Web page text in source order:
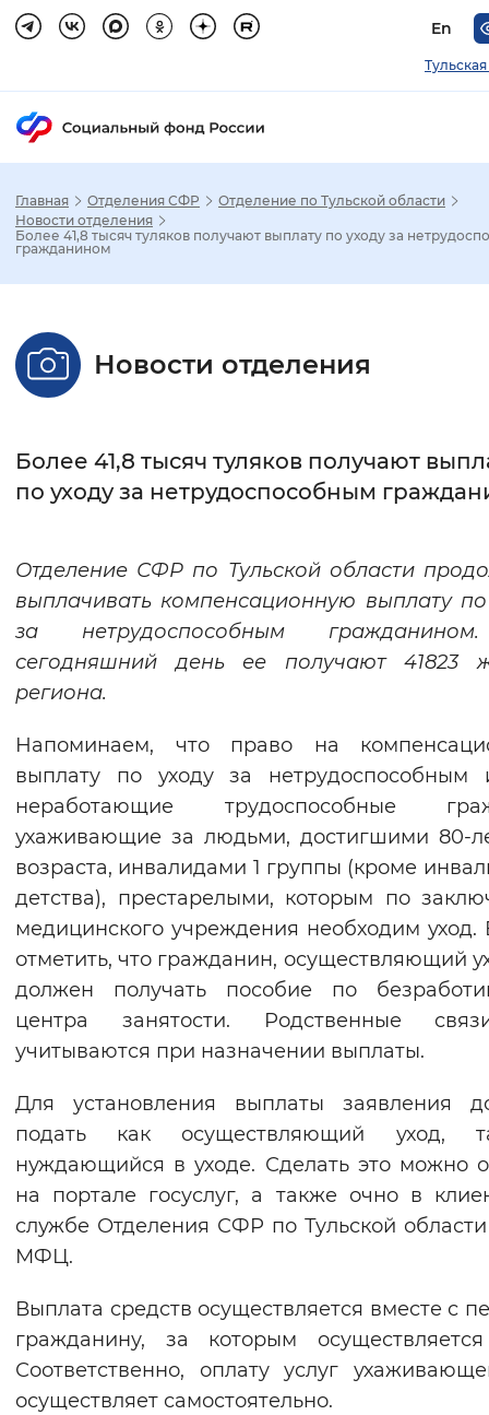
En
Стандартный Увеличенный
Без засечек С засечками
Нормальный Увеличенный
Цвет сайта
Монохромный Инверсивный
Изображения
Включены Выключены
Звуковой ассистент
Воспроизвести Остановить
Вернуть стандартные настройки
Главная Отделения СФР
Отделение по Тульской области
Новости отделения
Более 41,8 тысяч туляков получают выплату по уходу за
гражданином
Новости отделения
Более 41,8 тысяч туляков получают
по уходу за нетрудоспособным
Отделение СФР по Тульской области
выплачивать компенсационную выплату по
за нетрудоспособным
сегодняшний день ее получают 41823
региона.
Напоминаем, что право на
выплату по уходу за нетрудоспособным
неработающие трудоспособные
ухаживающие за людьми, достигшими 80-
возраста, инвалидами 1 группы (кроме
детства), престарелыми, которым по
медицинского учреждения необходим уход.
отметить, что гражданин, осуществляющий
должен получать пособие по
центра занятости. Родственные
учитываются при назначении выплаты.
Для установления выплаты заявления
подать как осуществляющий уход,
нуждающийся в уходе. Сделать это можно
на портале госуслуг, а также очно в
службе Отделения СФР по Тульской
МФЦ.
Выплата средств осуществляется вместе с
гражданину, за которым
Соответственно, оплату услуг
осуществляет самостоятельно.